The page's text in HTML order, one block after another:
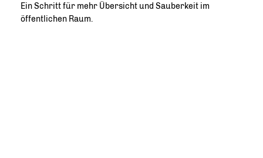
Ein Schritt für mehr Übersicht und Sauberkeit im
öffentlichen Raum.